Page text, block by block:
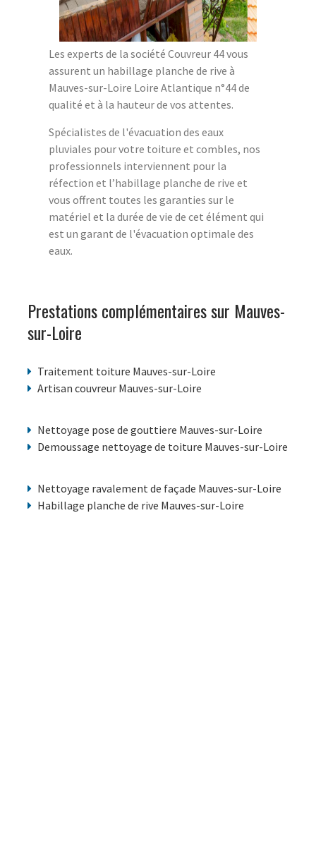
Les experts de la société Couvreur 44 vous
assurent un habillage planche de rive à
Mauves-sur-Loire Loire Atlantique n°44 de
qualité et à la hauteur de vos attentes.
Spécialistes de l'évacuation des eaux
pluviales pour votre toiture et combles, nos
professionnels interviennent pour la
réfection et l’habillage planche de rive et
vous offrent toutes les garanties sur le
matériel et la durée de vie de cet élément qui
est un garant de l'évacuation optimale des
eaux.
Prestations complémentaires sur Mauves-
sur-Loire
Traitement toiture Mauves-sur-Loire
Artisan couvreur Mauves-sur-Loire
Nettoyage pose de gouttiere Mauves-sur-Loire
Demoussage nettoyage de toiture Mauves-sur-Loire
Nettoyage ravalement de façade Mauves-sur-Loire
Habillage planche de rive Mauves-sur-Loire